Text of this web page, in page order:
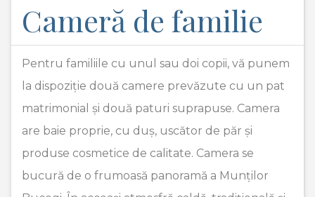
Cameră de familie
Pentru familiile cu unul sau doi copii, vă punem
la dispoziție două camere prevăzute cu un pat
matrimonial și două paturi suprapuse. Camera
are baie proprie, cu duș, uscător de păr și
produse cosmetice de calitate. Camera se
bucură de o frumoasă panoramă a Munților